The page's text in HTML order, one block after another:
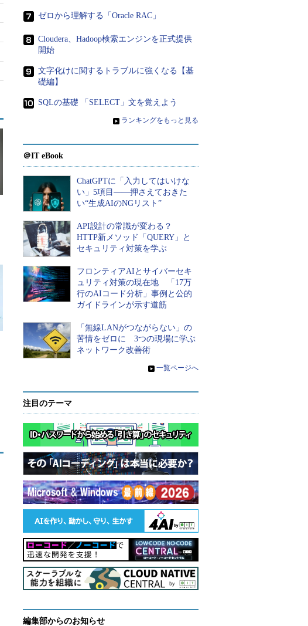
ゼロから理解する「Oracle RAC」
Cloudera、Hadoop検索エンジンを正式提供
開始
文字化けに関するトラブルに強くなる【基
礎編】
SQLの基礎 「SELECT」文を覚えよう
» ランキングをもっと見る
＠IT eBook
ChatGPTに「入力してはいけな
い」5項目――押さえておきた
い“生成AIのNGリスト”
API設計の常識が変わる？
HTTP新メソッド「QUERY」と
セキュリティ対策を学ぶ
フロンティアAIとサイバーセキ
ュリティ対策の現在地 「17万
行のAIコード分析」事例と公的
ガイドラインが示す道筋
「無線LANがつながらない」の
苦情をゼロに 3つの現場に学ぶ
ネットワーク改善術
» 一覧ページへ
注目のテーマ
編集部からのお知らせ